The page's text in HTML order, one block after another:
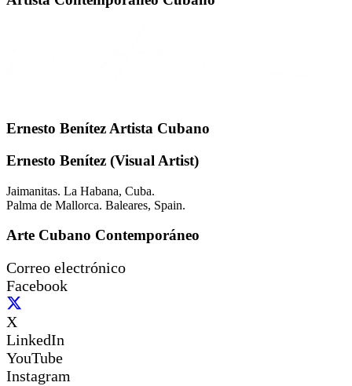
Ernesto Benítez Artista Cubano
Ernesto Benítez (Visual Artist)
Jaimanitas. La Habana, Cuba.
Palma de Mallorca. Baleares, Spain.
Arte Cubano Contemporáneo
Correo electrónico
Facebook
X
LinkedIn
YouTube
Instagram